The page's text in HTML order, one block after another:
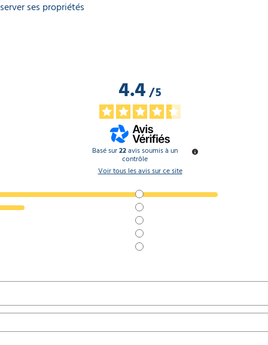
ses propriétés
4.4/5
Basé sur22avis soumis à un
contrôle
Voir tous les avis sur ce site